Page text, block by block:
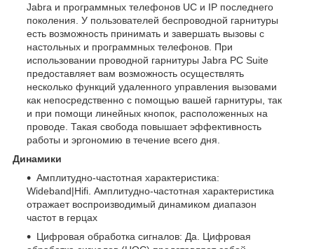
Jabra и программных телефонов UC и IP последнего
поколения. У пользователей беспроводной гарнитуры
есть возможность принимать и завершать вызовы с
настольных и программных телефонов. При
использовании проводной гарнитуры Jabra PC Suite
предоставляет вам возможность осуществлять
несколько функций удаленного управления вызовами
как непосредственно с помощью вашей гарнитуры, так
и при помощи линейных кнопок, расположенных на
проводе. Такая свобода повышает эффективность
работы и эргономию в течение всего дня.
Динамики
Амплитудно-частотная характеристика:
Wideband|Hifi. Амплитудно-частотная характеристика
отражает воспроизводимый динамиком диапазон
частот в герцах
Цифровая обработка сигналов: Да. Цифровая